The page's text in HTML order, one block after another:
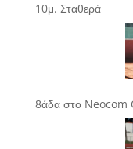
10μ. Σταθερά
8άδα στο Neocom